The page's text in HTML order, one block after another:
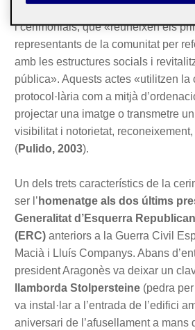
i cerimonials, que «reuneixen els
representants de la comunitat per
amb les estructures socials i
pública». Aquests actes «utilitzen la
protocol·lària com a mitjà
projectar una imatge o transmetre
visibilitat i notorietat,
(Pulido, 2003).
Un dels trets característics de la
ser l’ homenatge als dos últims
Generalitat d’Esquerra
(ERC) anteriors a la Guerra Civil
Macià i Lluís Companys. Abans
president Aragonès va deixar un
llamborda Stolpersteine (pedra
va instal·lar a l’entrada de l’edifici
aniversari de l’afusellament a mans